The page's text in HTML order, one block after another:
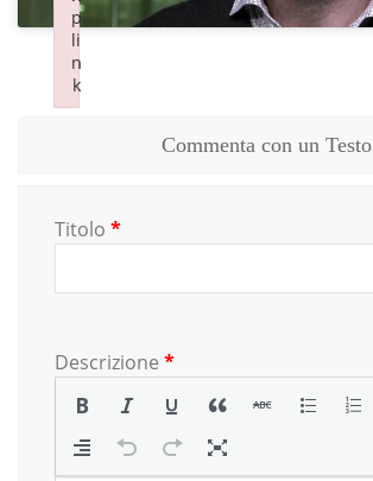
Commenta con un Testo
Titolo *
Descrizione *
p
li
n
k
Failed to initialize plugin: wplink
p
li
n
k
Failed to initialize plugin: wplink